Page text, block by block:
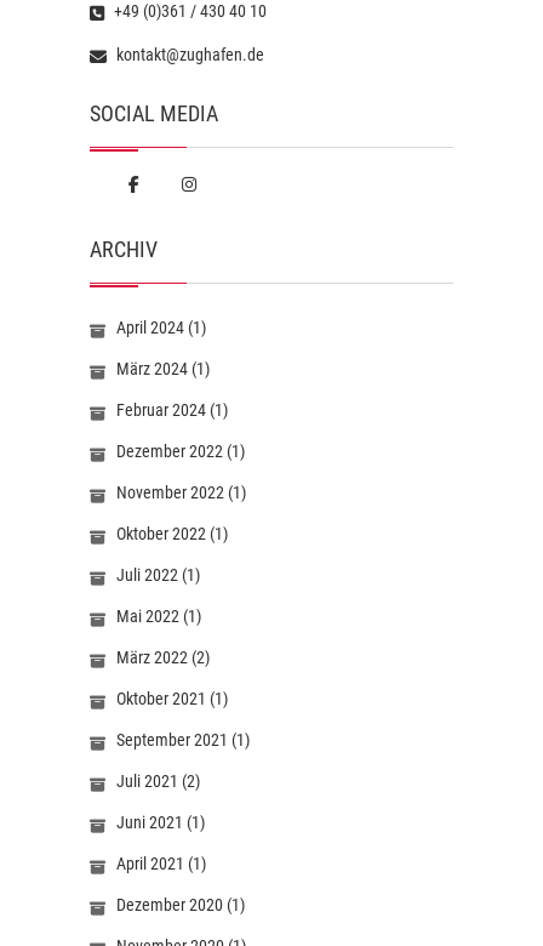
+49 (0)361 / 430 40 10
kontakt@zughafen.de
SOCIAL MEDIA
ARCHIV
April 2024 (1)
März 2024 (1)
Februar 2024 (1)
Dezember 2022 (1)
November 2022 (1)
Oktober 2022 (1)
Juli 2022 (1)
Mai 2022 (1)
März 2022 (2)
Oktober 2021 (1)
September 2021 (1)
Juli 2021 (2)
Juni 2021 (1)
April 2021 (1)
Dezember 2020 (1)